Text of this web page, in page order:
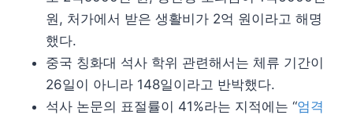
원, 처가에서 받은 생활비가 2억 원이라고 해명
했다.
중국 칭화대 석사 학위 관련해서는 체류 기간이
26일이 아니라 148일이라고 반박했다.
석사 논문의 표절률이 41%라는 지적에는 “엄격